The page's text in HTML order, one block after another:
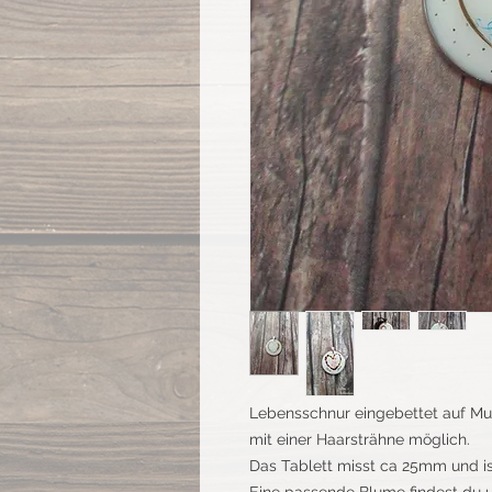
Lebensschnur eingebettet auf
mit einer Haarsträhne möglich.
Das Tablett misst ca 25mm und